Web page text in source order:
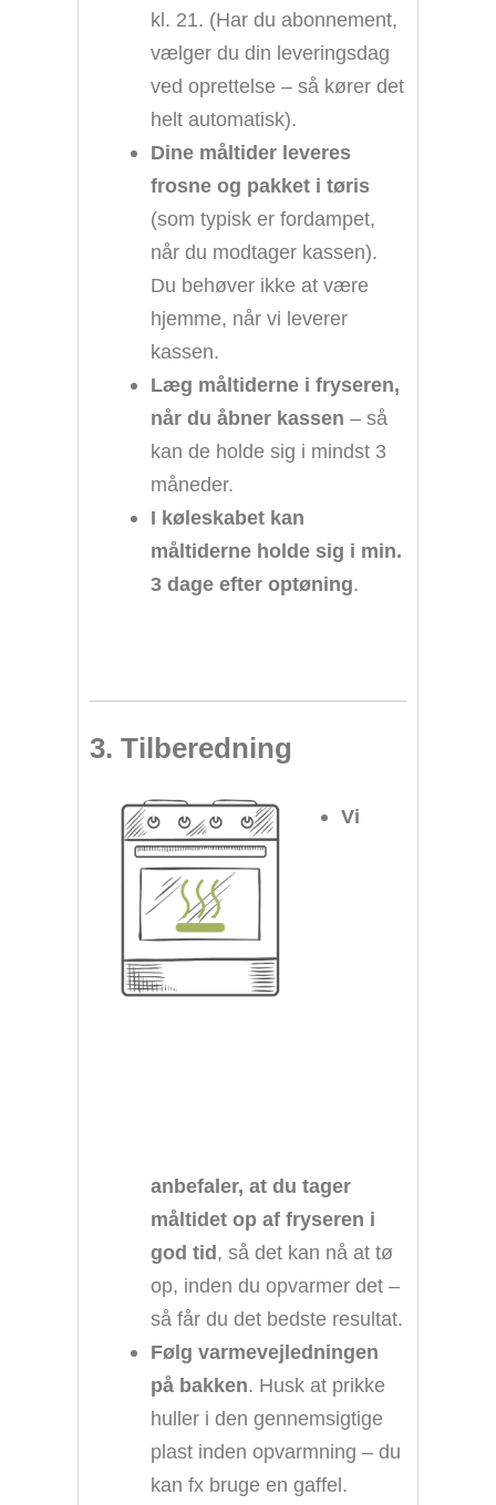
kl. 21. (Har du abonnement,
vælger du din leveringsdag
ved oprettelse – så kører det
helt automatisk).
Dine måltider leveres
frosne og pakket i tøris
(som typisk er fordampet,
når du modtager kassen).
Du behøver ikke at være
hjemme, når vi leverer
kassen.
Læg måltiderne i fryseren,
når du åbner kassen – så
kan de holde sig i mindst 3
måneder.
I køleskabet kan
måltiderne holde sig i min.
3 dage efter optøning.
3. Tilberedning
Vi
anbefaler, at du tager
måltidet op af fryseren i
god tid, så det kan nå at tø
op, inden du opvarmer det –
så får du det bedste resultat.
Følg varmevejledningen
på bakken. Husk at prikke
huller i den gennemsigtige
plast inden opvarmning – du
kan fx bruge en gaffel.